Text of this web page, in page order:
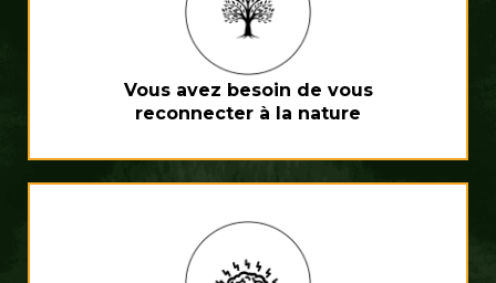
Vous avez besoin de vous
reconnecter à la nature